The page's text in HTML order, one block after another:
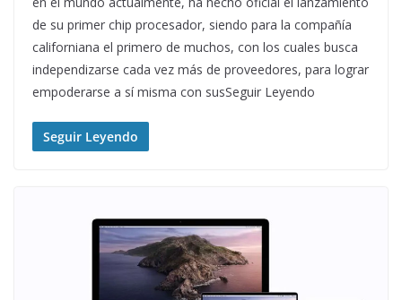
de su primer chip procesador, siendo para la compañía
californiana el primero de muchos, con los cuales busca
independizarse cada vez más de proveedores, para lograr
empoderarse a sí misma con susSeguir Leyendo
Seguir Leyendo